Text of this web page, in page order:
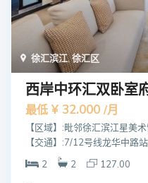
徐汇滨江,徐汇区
西岸中环汇双卧室
最低 ¥ 32.000 /月
【区域】:毗邻徐汇滨江星美
【交通】:7/12号线龙华中路
2
2 127.00